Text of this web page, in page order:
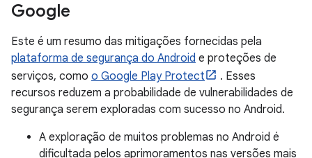
Google
Este é um resumo das mitigações fornecidas pela
plataforma de segurança do Android e proteções de
serviços, como o Google Play Protect
. Esses
recursos reduzem a probabilidade de vulnerabilidades de
segurança serem exploradas com sucesso no Android.
A exploração de muitos problemas no Android é
dificultada pelos aprimoramentos nas versões mais